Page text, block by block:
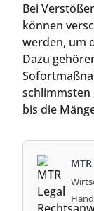
Bei
können
werden, um
Dazu
schlimmsten
bis die